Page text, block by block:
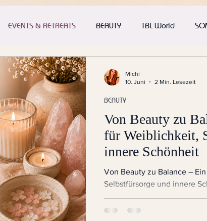
EVENTS & RETREATS BEAUTY TBL World
Von Beauty zu
für Weiblichkeit,
innere Schönheit
Von Beauty zu Balance –
Selbstfürsorge und innere
BEAUTY
Michi
10. Juni
2 Min. Lesezeit